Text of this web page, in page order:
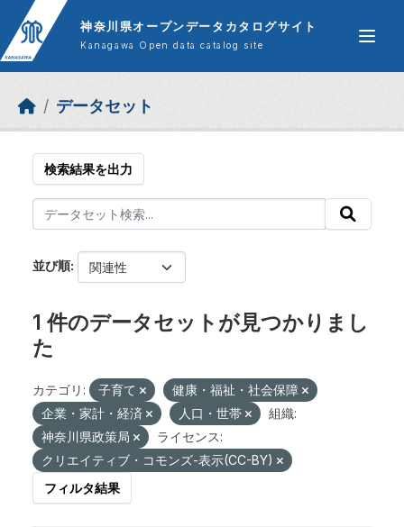
Skip to main content
神奈川県オープンデータカタログサイト
Kanagawa Open data catalog site
データセット
検索結果を出力
並び順
1 件のデータセットが見つかりまし
た
カテゴリ: 子育て
健康・福祉・社会保障
企業・家計・経済
人口・世帯
組織:
神奈川県政策局
ライセンス:
クリエイティブ・コモンズ-表示(CC-BY)
フィルタ結果